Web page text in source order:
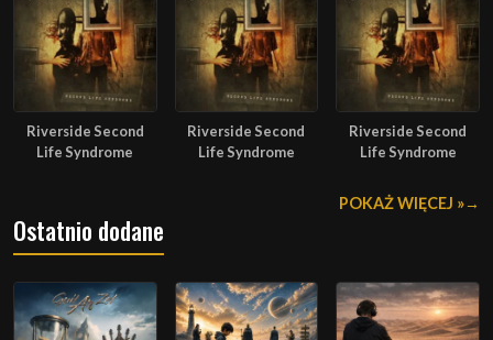
Riverside Second
Life Syndrome
Riverside Second
Life Syndrome
Riverside Second
Life Syndrome
POKAŻ WIĘCEJ »
Ostatnio dodane